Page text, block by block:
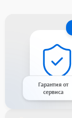
Гарантия от
сервиса